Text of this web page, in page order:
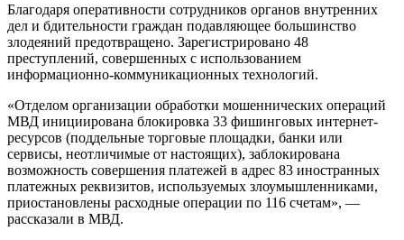
Благодаря оперативности сотрудников органов внутренних
дел и бдительности граждан подавляющее большинство
злодеяний предотвращено. Зарегистрировано 48
преступлений, совершенных с использованием
информационно-коммуникационных технологий.
«Отделом организации обработки мошеннических операций
МВД инициирована блокировка 33 фишинговых интернет-
ресурсов (поддельные торговые площадки, банки или
сервисы, неотличимые от настоящих), заблокирована
возможность совершения платежей в адрес 83 иностранных
платежных реквизитов, используемых злоумышленниками,
приостановлены расходные операции по 116 счетам», —
рассказали в МВД.